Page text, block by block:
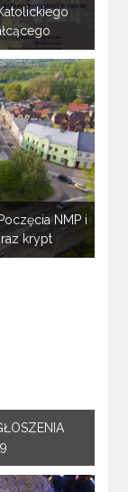
NMP i
krypt